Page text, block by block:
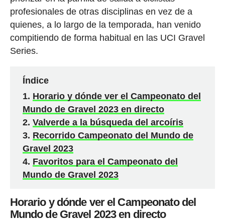
profesionales de otras disciplinas en vez de a
quienes, a lo largo de la temporada, han venido
compitiendo de forma habitual en las UCI Gravel
Series.
Índice
Horario y dónde ver el Campeonato del
Mundo de Gravel 2023 en directo
Valverde a la búsqueda del arcoíris
Recorrido Campeonato del Mundo de
Gravel 2023
Favoritos para el Campeonato del
Mundo de Gravel 2023
Horario y dónde ver el Campeonato del
Mundo de Gravel 2023 en directo